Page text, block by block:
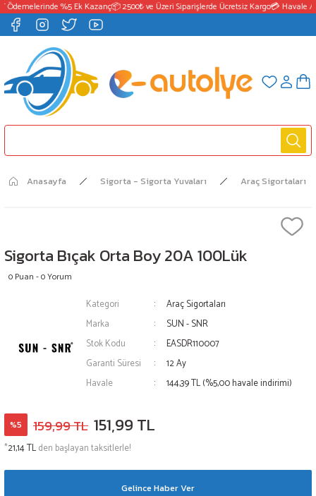
%5 Ek Kazanç📦 2500₺ ve Üzeri Siparişlerde Ücretsiz Kargo💳 Havale /
Anasayfa Sigorta - Sigorta Yuvaları Araç Sigortaları
Sigorta Bıçak Orta Boy 20A 100Lük
0 Puan - 0 Yorum
Kategori
Araç Sigortaları
Marka
SUN - SNR
Stok Kodu
EASDR110007
Garanti Süresi
12 Ay
Havale
144,39 TL (%5,00 havale indirimi)
%5 159,99 TL 151,99 TL
*21,14 TLden başlayan taksitlerle!
Gelince Haber Ver